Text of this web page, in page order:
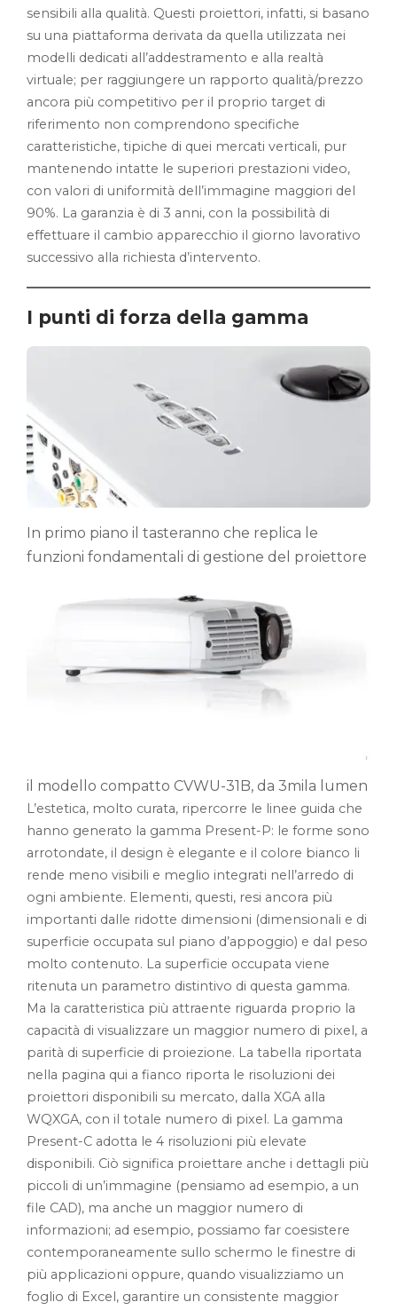
sensibili alla qualità. Questi proiettori, infatti, si basano
su una piattaforma derivata da quella utilizzata nei
modelli dedicati all’addestramento e alla realtà
virtuale; per raggiungere un rapporto qualità/prezzo
ancora più competitivo per il proprio target di
riferimento non comprendono specifiche
caratteristiche, tipiche di quei mercati verticali, pur
mantenendo intatte le superiori prestazioni video,
con valori di uniformità dell’immagine maggiori del
90%. La garanzia è di 3 anni, con la possibilità di
effettuare il cambio apparecchio il giorno lavorativo
successivo alla richiesta d’intervento.
I punti di forza della gamma
In primo piano il tasteranno che replica le
funzioni fondamentali di gestione del proiettore
il modello compatto CVWU-31B, da 3mila lumen
L’estetica, molto curata, ripercorre le linee guida che
hanno generato la gamma Present-P: le forme sono
arrotondate, il design è elegante e il colore bianco li
rende meno visibili e meglio integrati nell’arredo di
ogni ambiente. Elementi, questi, resi ancora più
importanti dalle ridotte dimensioni (dimensionali e di
superficie occupata sul piano d’appoggio) e dal peso
molto contenuto. La superficie occupata viene
ritenuta un parametro distintivo di questa gamma.
Ma la caratteristica più attraente riguarda proprio la
capacità di visualizzare un maggior numero di pixel, a
parità di superficie di proiezione. La tabella riportata
nella pagina qui a fianco riporta le risoluzioni dei
proiettori disponibili su mercato, dalla XGA alla
WQXGA, con il totale numero di pixel. La gamma
Present-C adotta le 4 risoluzioni più elevate
disponibili. Ciò significa proiettare anche i dettagli più
piccoli di un’immagine (pensiamo ad esempio, a un
file CAD), ma anche un maggior numero di
informazioni; ad esempio, possiamo far coesistere
contemporaneamente sullo schermo le finestre di
più applicazioni oppure, quando visualizziamo un
foglio di Excel, garantire un consistente maggior